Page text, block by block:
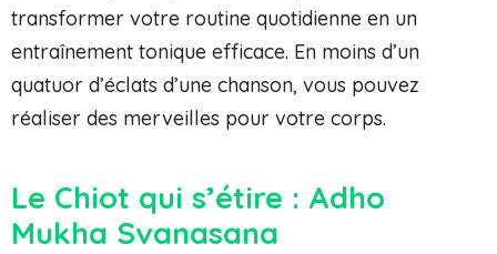
transformer votre routine quotidienne en un
entraînement tonique efficace. En moins d’un
quatuor d’éclats d’une chanson, vous pouvez
réaliser des merveilles pour votre corps.
Le Chiot qui s’étire : Adho
Mukha Svanasana